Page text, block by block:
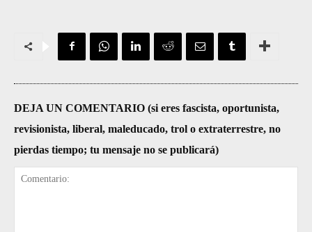
DEJA UN COMENTARIO (si eres fascista, oportunista,
revisionista, liberal, maleducado, trol o extraterrestre, no
pierdas tiempo; tu mensaje no se publicará)